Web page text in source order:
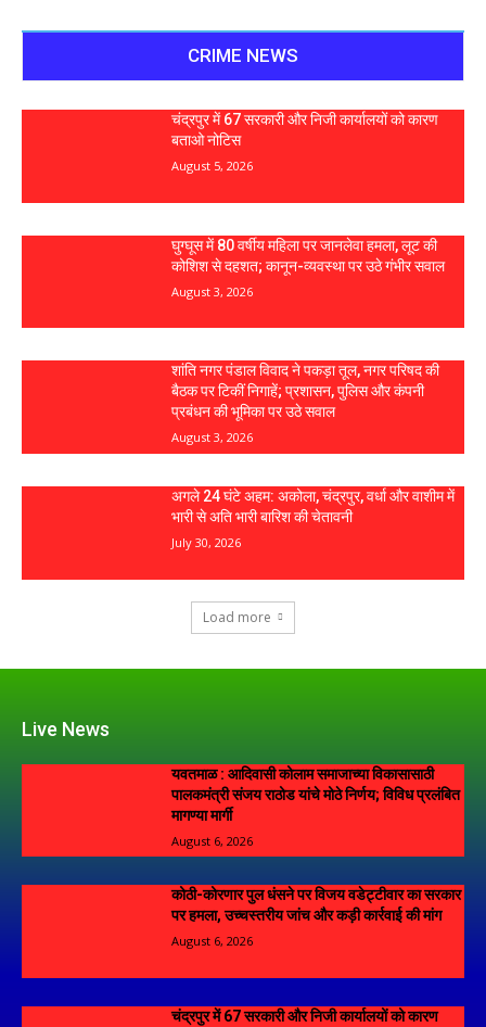
CRIME NEWS
चंद्रपुर में 67 सरकारी और निजी कार्यालयों को कारण
बताओ नोटिस
August 5, 2026
घुग्घूस में 80 वर्षीय महिला पर जानलेवा हमला, लूट की
कोशिश से दहशत; कानून-व्यवस्था पर उठे गंभीर सवाल
August 3, 2026
शांति नगर पंडाल विवाद ने पकड़ा तूल, नगर परिषद की
बैठक पर टिकीं निगाहें; प्रशासन, पुलिस और कंपनी
प्रबंधन की भूमिका पर उठे सवाल
August 3, 2026
अगले 24 घंटे अहम: अकोला, चंद्रपुर, वर्धा और वाशीम में
भारी से अति भारी बारिश की चेतावनी
July 30, 2026
Load more
Live News
यवतमाळ : आदिवासी कोलाम समाजाच्या विकासासाठी
पालकमंत्री संजय राठोड यांचे मोठे निर्णय; विविध प्रलंबित
मागण्या मार्गी
August 6, 2026
कोठी-कोरणार पुल धंसने पर विजय वडेट्टीवार का सरकार
पर हमला, उच्चस्तरीय जांच और कड़ी कार्रवाई की मांग
August 6, 2026
चंद्रपुर में 67 सरकारी और निजी कार्यालयों को कारण